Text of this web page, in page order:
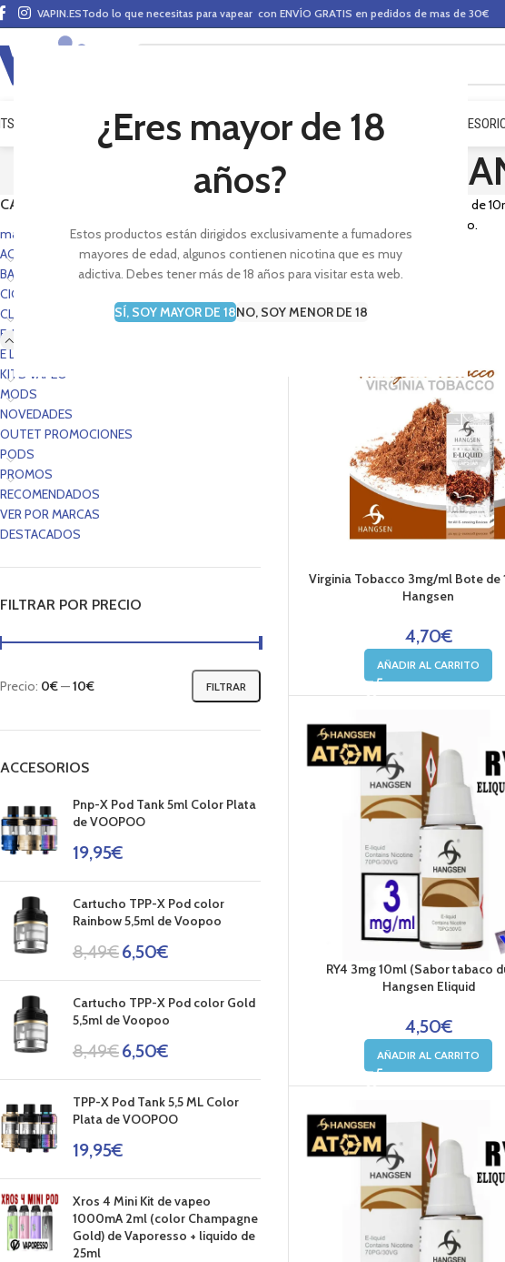
¿Eres mayor de 18
años?
Estos productos están dirigidos exclusivamente a fumadores
mayores de edad, algunos contienen nicotina que es muy
adictiva. Debes tener más de 18 años para visitar esta web.
SÍ, SOY MAYOR DE 18NO, SOY MENOR DE 18
VAPIN.ESTodo lo que necesitas para vapear con ENVÍO GRATIS en pedidos de mas de 30€
VAPEO MODS CLAROMIZADORES BASES Y AROMAS (ALQUIMIA)
CATEGORÍAS
mas vendidos portada
ACCESORIOS
BASES Y AROMAS
CIG. E-PEN STYLE
CLAROMIZADORES
E-LÍQUIDOS
E LIQUIDS PORTADA
KITS VAPEO
MODS
NOVEDADES
OUTET PROMOCIONES
PODS
PROMOS
RECOMENDADOS
VER POR MARCAS
DESTACADOS
FILTRAR POR PRECIO
FILTRAR
Precio: 0€—10€
ACCESORIOS
Pnp-X Pod Tank 5ml Color Plata
de VOOPOO
19,95€
Cartucho TPP-X Pod color
Rainbow 5,5ml de Voopoo
8,49€6,50€
Cartucho TPP-X Pod color Gold
5,5ml de Voopoo
8,49€6,50€
TPP-X Pod Tank 5,5 ML Color
Plata de VOOPOO
19,95€
Xros 4 Mini Kit de vapeo
1000mA 2ml (color Champagne
Gold) de Vaporesso + liquido de
25ml
Sección de la marca de e-liquids de
electrónico y disfruta de tu vapeo.
Virginia Tobacco 3mg/ml Bote de
Hangsen
4,70€
AÑADIR AL CARRITO
RY4 3mg 10ml (Sabor tabaco
Hangsen Eliquid
4,50€
AÑADIR AL CARRITO